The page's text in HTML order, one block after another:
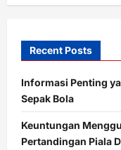
di
Recent Posts
Informasi Penting
Sepak Bola
Keuntungan
Pertandingan Piala